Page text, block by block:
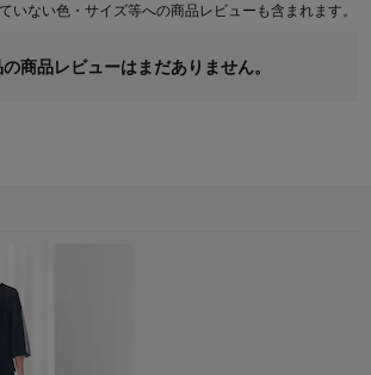
いない色・サイズ等への商品レビューも含まれます。
商品レビューはまだありません。